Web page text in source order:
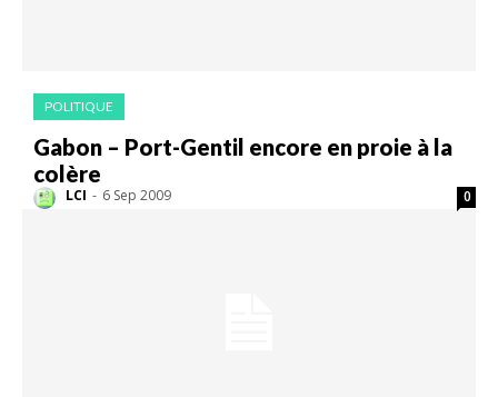
POLITIQUE
Gabon – Port-Gentil encore en proie à la
colère
LCI - 6 Sep 2009 0